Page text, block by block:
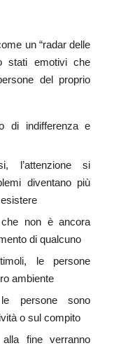
un “radar delle
stati emotivi che
del proprio
di indifferenza e
l’attenzione si
diventano più
non è ancora
di qualcuno
le persone
ambiente
persone sono
o sul compito
fine verranno